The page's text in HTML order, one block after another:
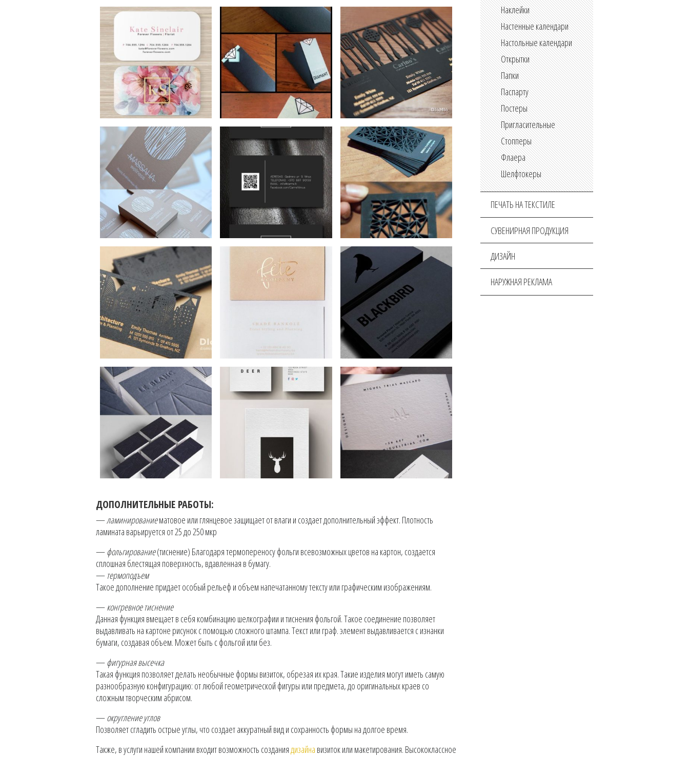
ДОПОЛНИТЕЛЬНЫЕ РАБОТЫ:
—ламинированиематовое или глянцевое защищает от влаги и создает дополнительный эффект. Плотность
ламината варьируется от 25 до 250 мкр
—фольгирование(тиснение) Благодаря термопереносу фольги всевозможных цветов на картон, создается
сплошная блестящая поверхность, вдавленная в бумагу.
— термоподъем
Такое дополнение придает особый рельеф и объем напечатанному тексту или графическим изображениям.
—конгревное тиснение
Данная функция вмещает в себя комбинацию шелкографии и тиснения фольгой. Такое соединение позволяет
выдавливать на картоне рисунок с помощью сложного штампа. Текст или граф. элемент выдавливается с изнанки
бумаги, создавая объем. Может быть с фольгой или без.
—фигурная высечка
Такая функция позволяет делать необычные формы визиток, обрезая их края. Такие изделия могут иметь самую
разнообразную конфигурацию: от любой геометрической фигуры или предмета, до оригинальных краев со
сложным творческим абрисом.
—округление углов
Позволяет сгладить острые углы, что создает аккуратный вид и сохранность формы на долгое время.
Также, в услуги нашей компании входит возможность созданиядизайна визиток или макетирования. Высококлассное
Наклейки
Настенные календари
Настольные календари
Открытки
Папки
Паспарту
Постеры
Пригласительные
Стопперы
Флаера
Шелфтокеры
ПЕЧАТЬ НА ТЕКСТИЛЕ
СУВЕНИРНАЯ ПРОДУКЦИЯ
ДИЗАЙН
НАРУЖНАЯ РЕКЛАМА